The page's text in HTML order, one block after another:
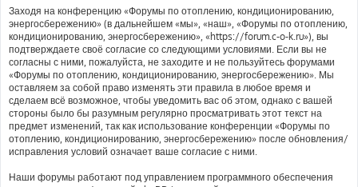
Заходя на конференцию «Форумы по отоплению, кондиционированию,
энергосбережению» (в дальнейшем «мы», «наш», «Форумы по отоплению,
кондиционированию, энергосбережению», «https://forum.c-o-k.ru»), вы
подтверждаете своё согласие со следующими условиями. Если вы не
согласны с ними, пожалуйста, не заходите и не пользуйтесь форумами
«Форумы по отоплению, кондиционированию, энергосбережению». Мы
оставляем за собой право изменять эти правила в любое время и
сделаем всё возможное, чтобы уведомить вас об этом, однако с вашей
стороны было бы разумным регулярно просматривать этот текст на
предмет изменений, так как использование конференции «Форумы по
отоплению, кондиционированию, энергосбережению» после обновления/
исправления условий означает ваше согласие с ними.
Наши форумы работают под управлением программного обеспечения